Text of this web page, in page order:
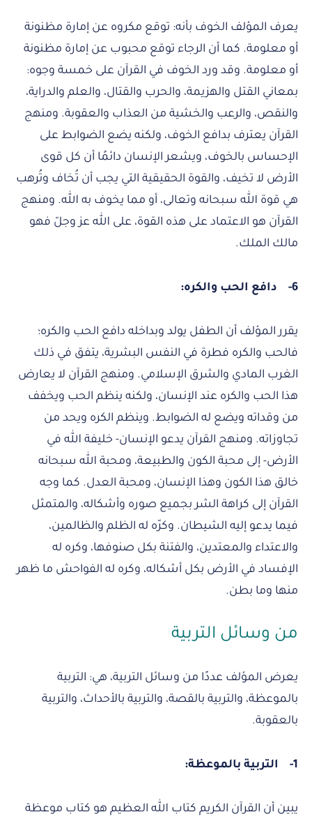
يعرف المؤلف الخوف بأنه: توقع مكروه عن إمارة مظنونة
أو معلومة. كما أن الرجاء توقع محبوب عن إمارة مظنونة
أو معلومة. وقد ورد الخوف في القرآن على خمسة وجوه:
بمعاني القتل والهزيمة، والحرب والقتال، والعلم والدراية،
والنقص، والرعب والخشية من العذاب والعقوبة. ومنهج
القرآن يعترف بدافع الخوف، ولكنه يضع الضوابط على
الإحساس بالخوف، ويشعر الإنسان دائمًا أن كل قوى
الأرض لا تخيف، والقوة الحقيقية التي يجب أن تُخاف وتُرهب
هي قوة الله سبحانه وتعالى، أو مما يخوف به الله. ومنهج
القرآن هو الاعتماد على هذه القوة، على الله عز وجلّ فهو
مالك الملك.
6- دافع الحب والكره:
يقرر المؤلف أن الطفل يولد وبداخله دافع الحب والكره؛
فالحب والكره فطرة في النفس البشرية، يتفق في ذلك
الغرب المادي والشرق الإسلامي. ومنهج القرآن لا يعارض
هذا الحب والكره عند الإنسان، ولكنه ينظم الحب ويخفف
من وقداته ويضع له الضوابط. وينظم الكره ويحد من
تجاوزاته. ومنهج القرآن يدعو الإنسان- خليفة الله في
الأرض- إلى محبة الكون والطبيعة، ومحبة الله سبحانه
خالق هذا الكون وهذا الإنسان، ومحبة العدل. كما وجه
القرآن إلى كراهة الشر بجميع صوره وأشكاله، والمتمثل
فيما يدعو إليه الشيطان. وكرّه له الظلم والظالمين،
والاعتداء والمعتدين، والفتنة بكل صنوفها، وكره له
الإفساد في الأرض بكل أشكاله، وكره له الفواحش ما ظهر
منها وما بطن.
من وسائل التربية
يعرض المؤلف عددًا من وسائل التربية، هي: التربية
بالموعظة، والتربية بالقصة، والتربية بالأحداث، والتربية
بالعقوبة.
1- التربية بالموعظة:
يبين أن القرآن الكريم كتاب الله العظيم هو كتاب موعظة